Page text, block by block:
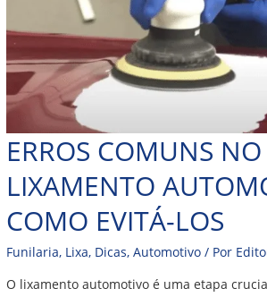
ERROS COMUNS NO
LIXAMENTO
COMO EVITÁ-LOS
Funilaria, Lixa, Dicas,Automotivo / Por
O lixamento automotivo é uma etapa
los